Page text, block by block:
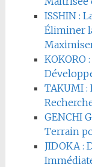
ISSHIN :
Éliminer
TAKUMI
GENCHI
Terrain
JIDOKA :